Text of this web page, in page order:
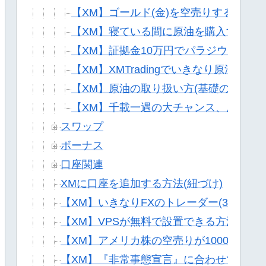
【XM】ゴールド(金)を空売りする方法
【XM】寝ている間に原油を購入する方
【XM】証拠金10万円でパラジウムは買
【XM】XMTradingでいきなり原油をト
【XM】原油の取り扱い方(基礎の基礎)
【XM】千載一遇の大チャンス、原油に
スワップ
ボーナス
口座関連
XMに口座を追加する方法(紐づけ)
【XM】いきなりFXのトレーダー(3分で
【XM】VPSが無料で設置できる方法
【XM】アメリカ株の空売りが1000円でで
【XM】『非常事態宣言』に合わせて日経